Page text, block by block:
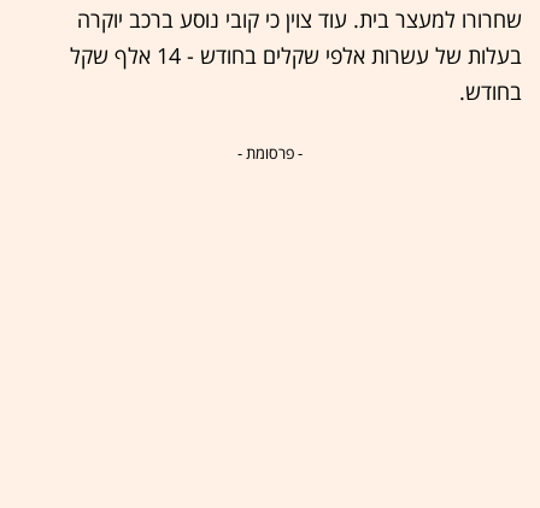
שחרורו למעצר בית. עוד צוין כי קובי נוסע ברכב יוקרה
בעלות של עשרות אלפי שקלים בחודש - 14 אלף שקל
בחודש.
- פרסומת -